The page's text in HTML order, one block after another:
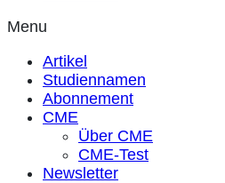
Menu
Artikel
Studiennamen
Abonnement
CME
Über CME
CME-Test
Newsletter